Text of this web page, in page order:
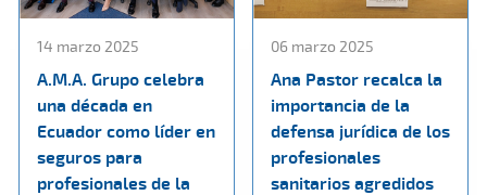
14 marzo 2025
A.M.A. Grupo celebra
una década en
Ecuador como líder en
seguros para
profesionales de la
06 marzo 2025
Ana Pastor recalca la
importancia de la
defensa jurídica de los
profesionales
sanitarios agredidos